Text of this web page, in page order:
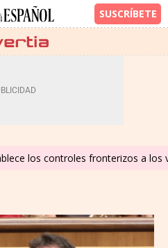
los controles fronterizos a